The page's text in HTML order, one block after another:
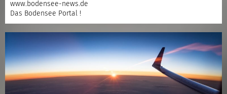
www.bodensee-news.de
Das Bodensee Portal !